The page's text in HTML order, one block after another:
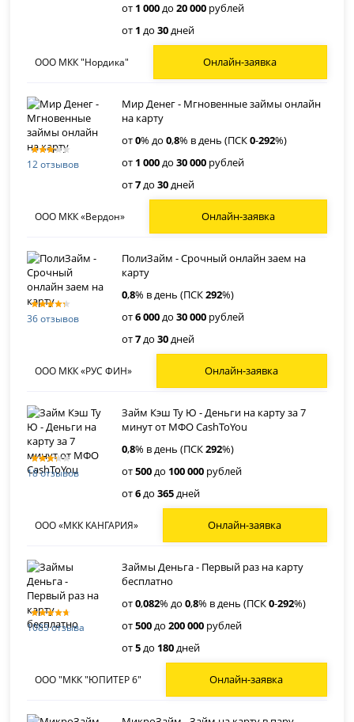
от 1 000до20 000 рублей
от 1 до30дней
ООО МКК "Нордика" Онлайн-заявка
12 отзывов
Мир Денег - Мгновенные займы онлайн
на карту
от0% до0,8% в день (ПСК0-292%)
от 1 000до30 000 рублей
от7до30дней
ООО МКК «Вердон» Онлайн-заявка
36 отзывов
ПолиЗайм - Срочный онлайн заем на
карту
0,8% в день (ПСК292%)
от6 000до30 000 рублей
от7до30дней
ООО МКК «РУС ФИН» Онлайн-заявка
18 отзывов
Займ Кэш Ту Ю - Деньги на карту за 7
минут от МФО CashToYou
0,8% в день (ПСК292%)
от500до 100 000 рублей
от6до365дней
ООО «МКК КАНГАРИЯ» Онлайн-заявка
1083 отзыва
Займы Деньга - Первый раз на карту
бесплатно
от0,082% до0,8% в день (ПСК0-292%)
от500до200 000 рублей
от5до 180дней
ООО "МКК "ЮПИТЕР 6" Онлайн-заявка